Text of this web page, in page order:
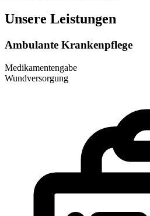
Unsere Leistungen
Ambulante Krankenpflege
Medikamentengabe
Wundversorgung